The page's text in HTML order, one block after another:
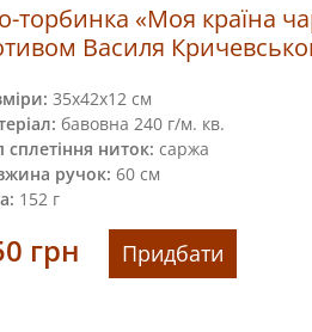
торбинка «Моя країна
Василя
35x42х12 см
бавовна 240 г/м. кв.
сплетіння ниток: саржа
ручок: 60 см
152 г
грн Придбати